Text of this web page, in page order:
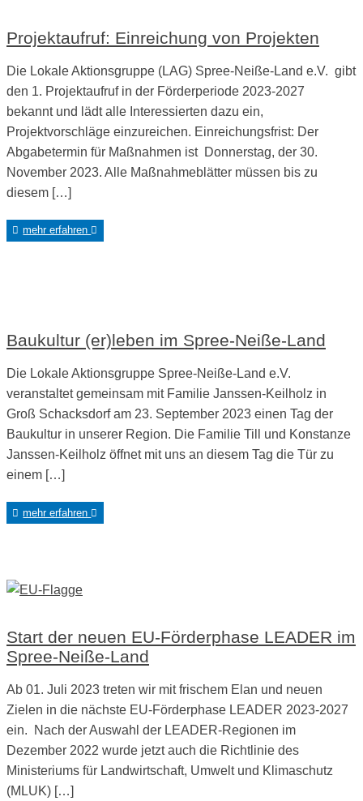
Projektaufruf: Einreichung von Projekten
Die Lokale Aktionsgruppe (LAG) Spree-Neiße-Land e.V. gibt
den 1. Projektaufruf in der Förderperiode 2023-2027
bekannt und lädt alle Interessierten dazu ein,
Projektvorschläge einzureichen. Einreichungsfrist: Der
Abgabetermin für Maßnahmen ist Donnerstag, der 30.
November 2023. Alle Maßnahmeblätter müssen bis zu
diesem […]
mehr erfahren
Baukultur (er)leben im Spree-Neiße-Land
Die Lokale Aktionsgruppe Spree-Neiße-Land e.V.
veranstaltet gemeinsam mit Familie Janssen-Keilholz in
Groß Schacksdorf am 23. September 2023 einen Tag der
Baukultur in unserer Region. Die Familie Till und Konstanze
Janssen-Keilholz öffnet mit uns an diesem Tag die Tür zu
einem […]
mehr erfahren
Start der neuen EU-Förderphase LEADER im
Spree-Neiße-Land
Ab 01. Juli 2023 treten wir mit frischem Elan und neuen
Zielen in die nächste EU-Förderphase LEADER 2023-2027
ein. Nach der Auswahl der LEADER-Regionen im
Dezember 2022 wurde jetzt auch die Richtlinie des
Ministeriums für Landwirtschaft, Umwelt und Klimaschutz
(MLUK) […]